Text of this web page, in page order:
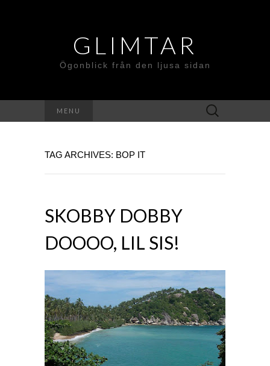
GLIMTAR
Ögonblick från den ljusa sidan
MENU
Search
for:
TAG ARCHIVES: BOP IT
SKOBBY DOBBY
DOOOO, LIL SIS!